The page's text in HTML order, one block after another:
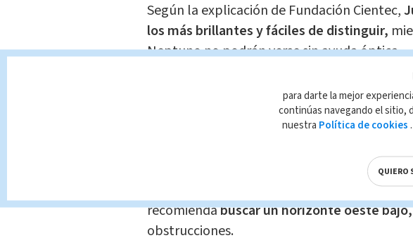
Según la explicación de Fundación Cientec,
los más brillantes y fáciles de distinguir,
Neptuno no podrán verse sin ayuda óptica.
Mercurio y Venus estarán muy cerca del Sol,
Para observar la mayor cantidad de
recomiendabuscar un horizonte oeste bajo,
obstrucciones.
para darte la mejor
continúas navegando el sitio,
nuestra Política de cookies
QUIERO